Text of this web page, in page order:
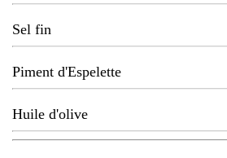
Sel fin
Piment d'Espelette
Huile d'olive